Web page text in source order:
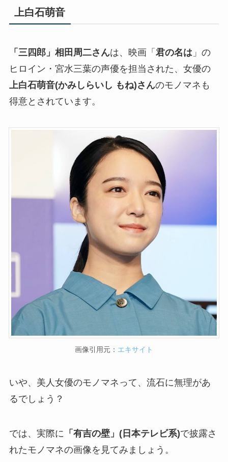
上白石萌音
「三四郎」相田周二さんは、映画「 君の名は」の
ヒロイン・宮水三葉の声優を担当された、女優の
上白石萌音(かみしらいし もね)さんのモノマネも
得意とされています。
画像引用元： エキサイト
いや、美人女優のモノマネって、流石に無理があ
るでしょう？
では、実際に 「有吉の壁」(日本テレビ系)で披露さ
れたモノマネの画像を見てみましょう。